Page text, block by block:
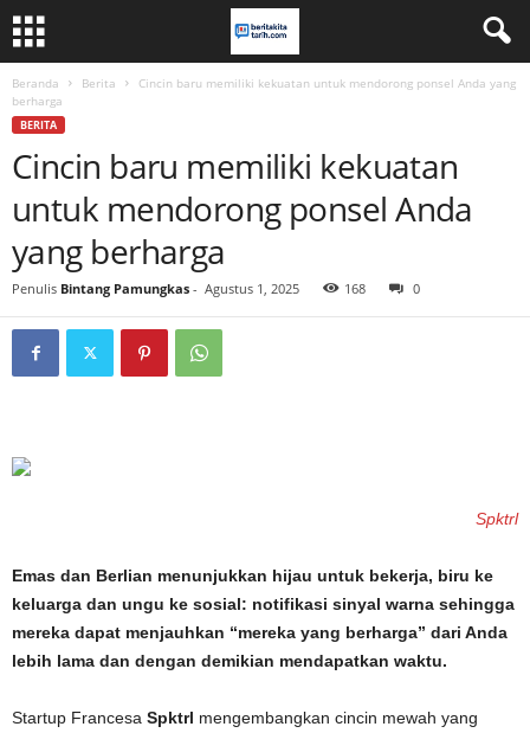
Beranda Berita
Cincin baru memiliki kekuatan untuk mendorong ponsel Anda yang
berharga
BERITA
Cincin baru memiliki kekuatan
untuk mendorong ponsel Anda
yang berharga
Penulis Bintang Pamungkas - Agustus 1, 2025 168 0
Spktrl
Emas dan Berlian menunjukkan hijau untuk bekerja, biru ke
keluarga dan ungu ke sosial: notifikasi sinyal warna sehingga
mereka dapat menjauhkan “mereka yang berharga” dari Anda
lebih lama dan dengan demikian mendapatkan waktu.
Startup Francesa Spktrl mengembangkan cincin mewah yang